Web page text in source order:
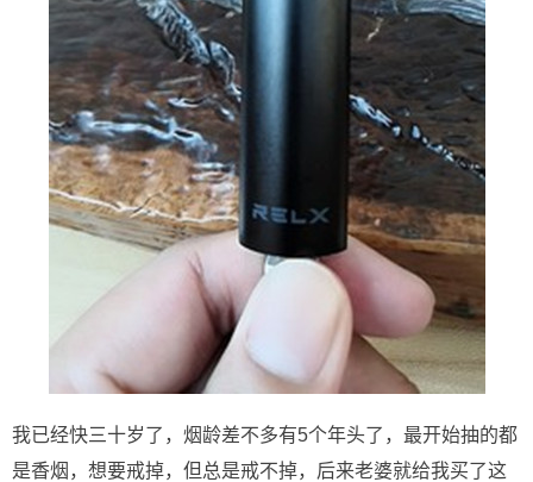
我已经快三十岁了，烟龄差不多有5个年头了，最开始抽的都
是香烟，想要戒掉，但总是戒不掉，后来老婆就给我买了这